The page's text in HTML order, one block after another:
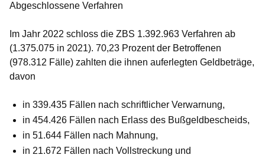
Abgeschlossene Verfahren
Im Jahr 2022 schloss die ZBS 1.392.963 Verfahren ab
(1.375.075 in 2021). 70,23 Prozent der Betroffenen
(978.312 Fälle) zahlten die ihnen auferlegten Geldbeträge,
davon
in 339.435 Fällen nach schriftlicher Verwarnung,
in 454.426 Fällen nach Erlass des Bußgeldbescheids,
in 51.644 Fällen nach Mahnung,
in 21.672 Fällen nach Vollstreckung und